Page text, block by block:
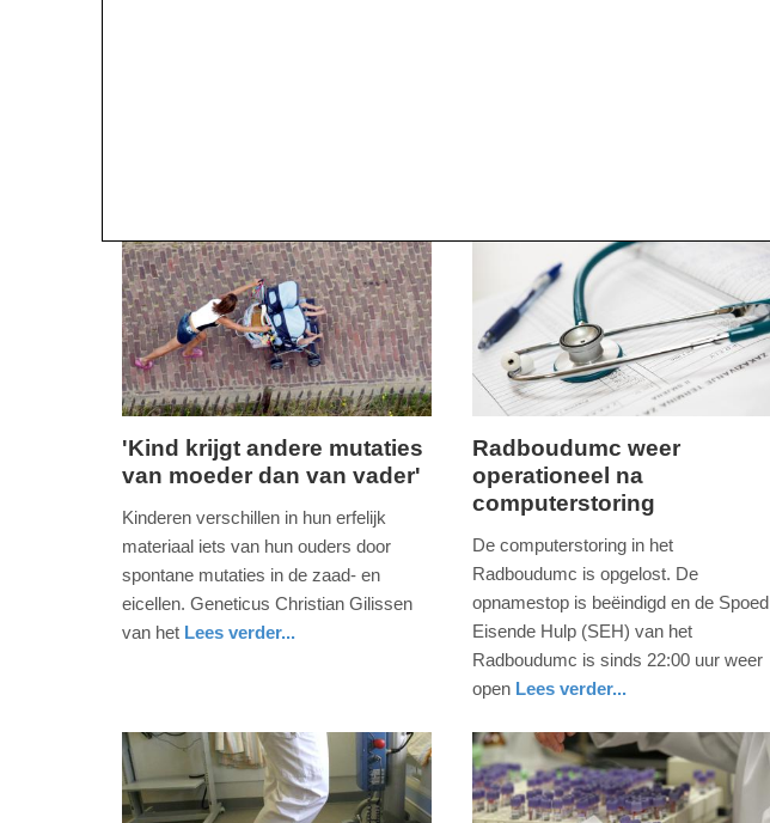
dinsdag,
04-
2025
09:10
'Kind krijgt andere mutaties
van moeder dan van vader'
Kinderen verschillen in hun erfelijk
materiaal iets van hun ouders door
spontane mutaties in de zaad- en
eicellen. Geneticus Christian Gilissen
van het Lees verder...
vrijdag,
26.
18:55
09-
04-
2025
09:10
Radboudumc weer
operationeel na
computerstoring
De computerstoring in het
Radboudumc is opgelost. De
opnamestop is beëindigd en de Spoed
Eisende Hulp (SEH) van het
Radboudumc is sinds 22:00 uur weer
open Lees verder...